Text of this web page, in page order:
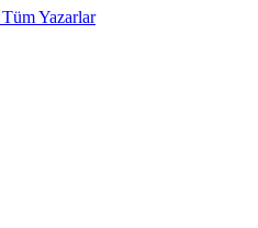
Tüm Yazarlar